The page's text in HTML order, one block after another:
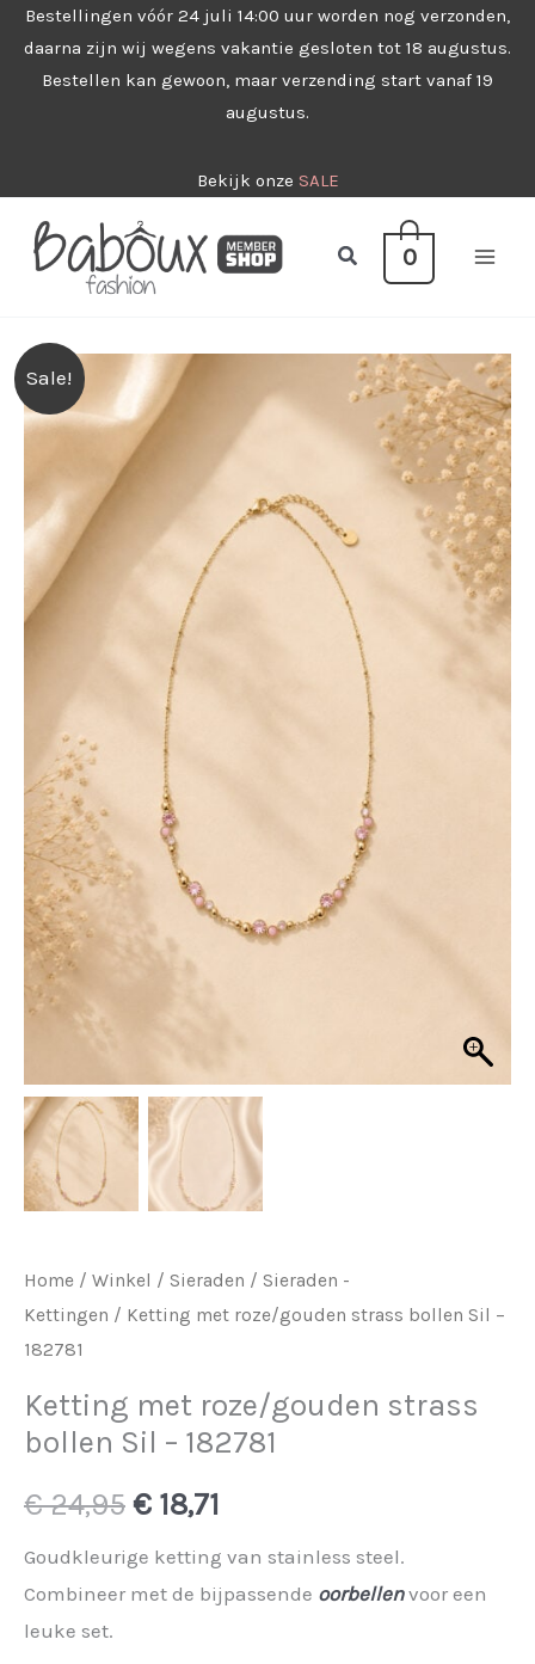
naar
Bestellingen vóór 24 juli 14:00 uur worden nog verzonden,
daarna zijn wij wegens vakantie gesloten tot 18 augustus.
Bestellen kan gewoon, maar verzending start vanaf 19
augustus.
Bekijk onze SALE
Zoeken0
Sale!
Home / Winkel / Sieraden / Sieraden -
Kettingen / Ketting met roze/gouden strass bollen Sil –
182781
Ketting met roze/gouden strass
bollen Sil – 182781
€24,95 Oorspronkelijke
prijs
€ 18,71
prijs
is:
Goudkleurige ketting van stainless steel.
Combineer met de bijpassende oorbellenvoor een
leuke set.